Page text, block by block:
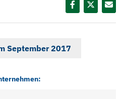
September 2017